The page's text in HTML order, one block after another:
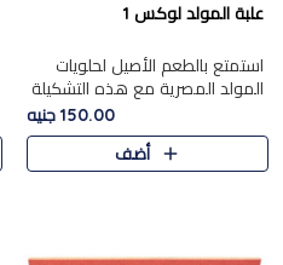
علبة المولد لوكس 1
استمتع بالطعم الأصيل لحلويات
المولد المصرية مع هذه التشكيلة
المختارة بعناية من 9 قطع. تتضمن
التشكيلة جوزرية مع فول،ملبان
150.00 جنيه
أضف